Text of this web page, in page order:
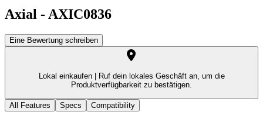
Axial - AXIC0836
Eine Bewertung schreiben
Lokal einkaufen |
Ruf dein lokales Geschäft an, um die
Produktverfügbarkeit zu bestätigen.
All Features Specs Compatibility